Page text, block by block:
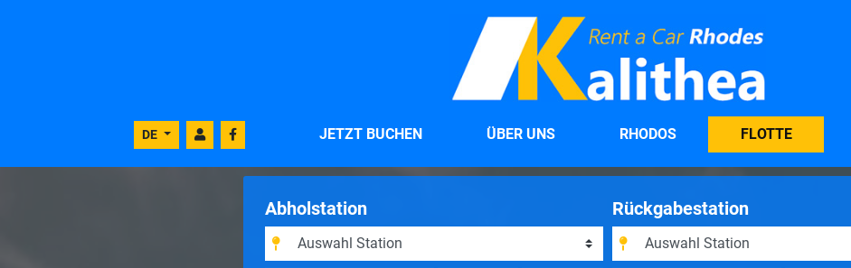
DE JETZT BUCHEN ÜBER UNS RHODOS FLOTTE
Abholstation Rückgabestation